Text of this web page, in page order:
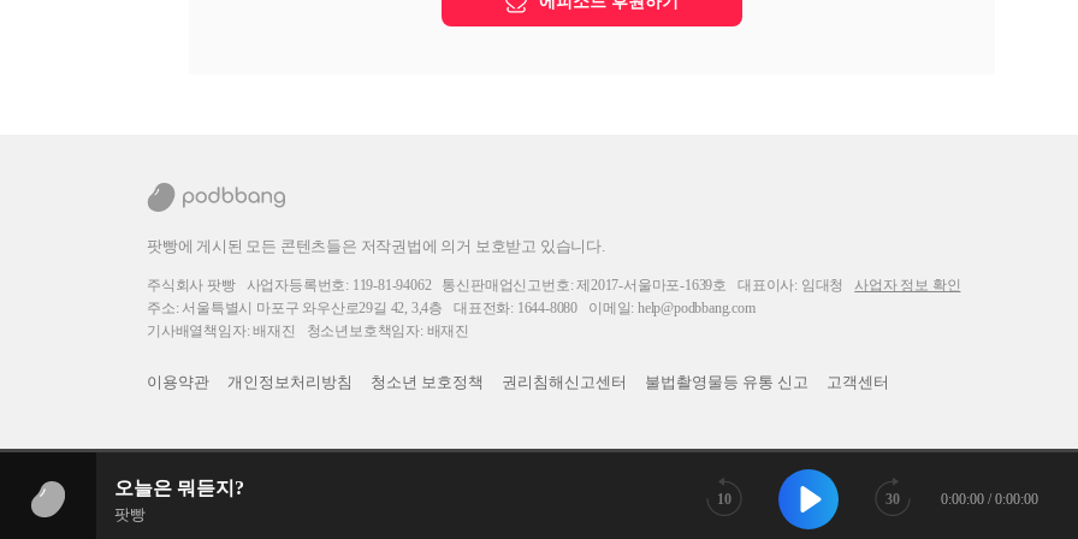
팟빵에 게시된 모든 콘텐츠들은 저작권법에 의거 보호받고 있습니다.
주식회사 팟빵 사업자등록번호: 119-81-94062 통신판매업신고번호: 제2017-서울마포-1639호 대표이사: 임대청
사업자 정보 확인
주소: 서울특별시 마포구 와우산로29길 42, 3,4층
대표전화: 1644-8080
이메일: help@podbbang.com
기사배열책임자: 배재진
청소년보호책임자: 배재진
이용약관 개인정보처리방침 청소년 보호정책 권리침해신고센터 불법촬영물등 유통 신고 고객센터
오늘은 뭐듣지?
팟빵
10 30 0:00:00 / 0:00:00